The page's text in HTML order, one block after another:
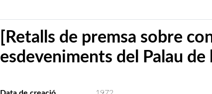
[Retalls de premsa sobre
esdeveniments del Palau de